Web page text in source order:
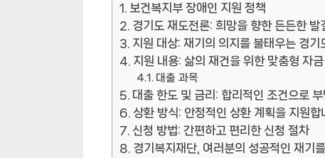
보건복지부 장애인 지원 정책
경기도 재도전론: 희망을 향한 든든한 발
지원 대상: 재기의 의지를 불태우는 경기
지원 내용: 삶의 재건을 위한 맞춤형 자
대출 과목
대출 한도 및 금리: 합리적인 조건으로
상환 방식: 안정적인 상환 계획을 지원합
신청 방법: 간편하고 편리한 신청 절차
경기복지재단, 여러분의 성공적인 재기